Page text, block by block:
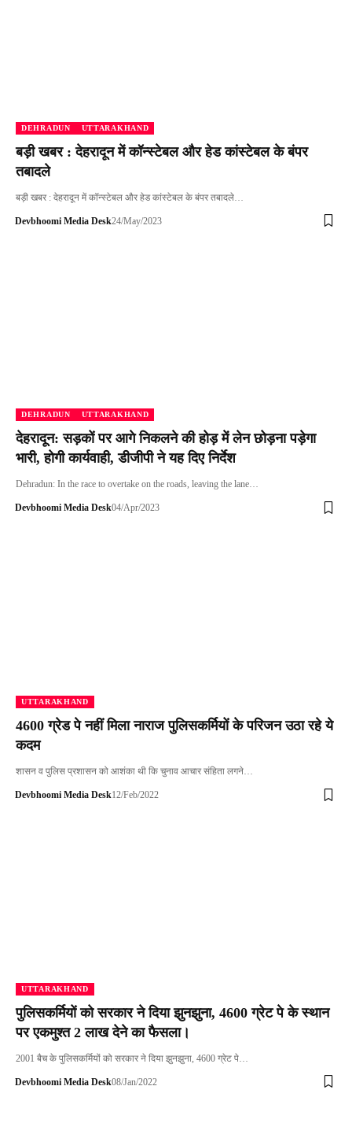
DEHRADUN UTTARAKHAND
बड़ी खबर : देहरादून में कॉन्स्टेबल और हेड कांस्टेबल के बंपर
तबादले
बड़ी खबर : देहरादून में कॉन्स्टेबल और हेड कांस्टेबल के बंपर तबादले…
Devbhoomi Media Desk24/May/2023
DEHRADUN UTTARAKHAND
देहरादून: सड़कों पर आगे निकलने की होड़ में लेन छोड़ना पड़ेगा
भारी, होगी कार्यवाही, डीजीपी ने यह दिए निर्देश
Dehradun: In the race to overtake on the roads, leaving the lane…
Devbhoomi Media Desk04/Apr/2023
UTTARAKHAND
4600 ग्रेड पे नहीं मिला नाराज पुलिसकर्मियों के परिजन उठा रहे ये
कदम
शासन व पुलिस प्रशासन को आशंका थी कि चुनाव आचार संहिता लगने…
Devbhoomi Media Desk12/Feb/2022
UTTARAKHAND
पुलिसकर्मियों को सरकार ने दिया झुनझुना, 4600 ग्रेट पे के स्थान
पर एकमुश्त 2 लाख देने का फैसला।
2001 बैच के पुलिसकर्मियों को सरकार ने दिया झुनझुना, 4600 ग्रेट पे…
Devbhoomi Media Desk08/Jan/2022